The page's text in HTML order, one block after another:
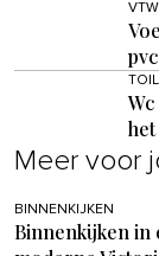
Meer voor
BINNENKIJKEN
Binnenkijken in